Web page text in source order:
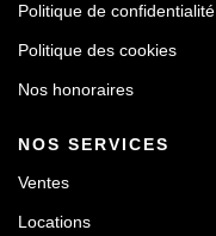
Politique de confidentialité
Politique des cookies
Nos honoraires
NOS SERVICES
Ventes
Locations